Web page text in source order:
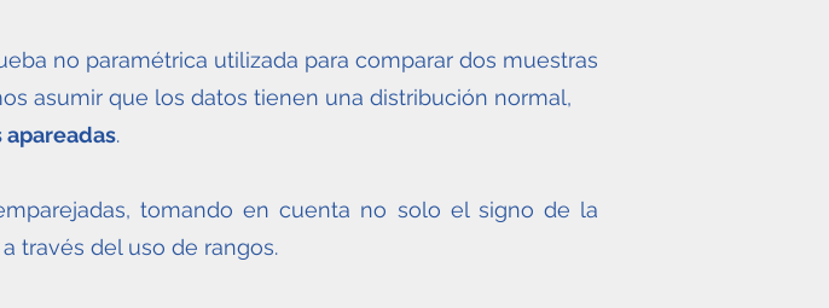
no paramétrica utilizada para comparar dos muestras
asumir que los datos tienen una distribución normal,
.
tomando en cuenta no solo el signo de la
través del uso de rangos.